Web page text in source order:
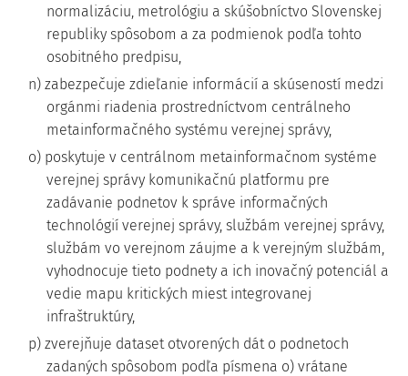
normalizáciu, metrológiu a skúšobníctvo Slovenskej
republiky spôsobom a za podmienok podľa tohto
osobitného predpisu,
n) zabezpečuje zdieľanie informácií a skúseností medzi
orgánmi riadenia prostredníctvom centrálneho
metainformačného systému verejnej správy,
o) poskytuje v centrálnom metainformačnom systéme
verejnej správy komunikačnú platformu pre
zadávanie podnetov k správe informačných
technológií verejnej správy, službám verejnej správy,
službám vo verejnom záujme a k verejným službám,
vyhodnocuje tieto podnety a ich inovačný potenciál a
vedie mapu kritických miest integrovanej
infraštruktúry,
p) zverejňuje dataset otvorených dát o podnetoch
zadaných spôsobom podľa písmena o) vrátane